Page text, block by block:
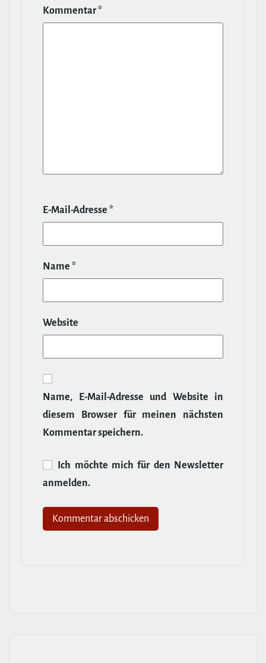
Kommentar*
E‑Mail-​Adresse *
Name *
Website
Name, E‑Mail-​Adresse und Website in
diesem Browser für meinen nächsten
Kommentar speichern.
Ich möchte mich für den News­letter
anmelden.